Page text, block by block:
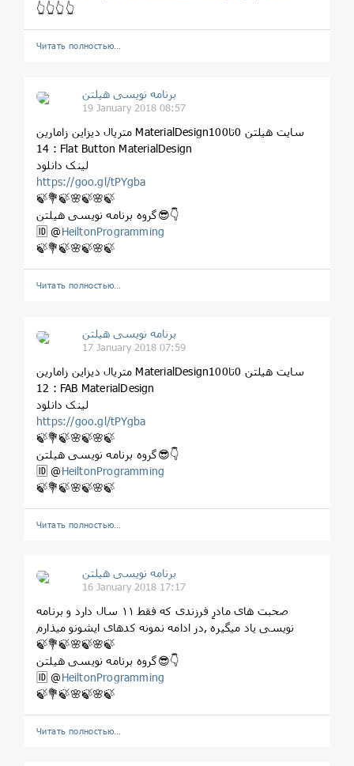
👆👆👆👆
Читать полностью…
برنامه نویسی هیلتن
19 January 2018 08:57
متریال دیزاین زامارین MaterialDesignسایت هیلتن 0تا100
14 : Flat Button MaterialDesign
لینک دانلود
https://goo.gl/tPYgba
🍃💐🍃🌸🍃🌸🍃
گروه برنامه نویسی هیلتن😎👇
🆔 @HeiltonProgramming
🍃💐🍃🌸🍃🌸🍃
Читать полностью…
برنامه نویسی هیلتن
17 January 2018 07:59
متریال دیزاین زامارین MaterialDesignسایت هیلتن 0تا100
12 : FAB MaterialDesign
لینک دانلود
https://goo.gl/tPYgba
🍃💐🍃🌸🍃🌸🍃
گروه برنامه نویسی هیلتن😎👇
🆔 @HeiltonProgramming
🍃💐🍃🌸🍃🌸🍃
Читать полностью…
برنامه نویسی هیلتن
16 January 2018 17:17
صحبت های مادرِ فرزندی که فقط ۱۱ سال دارد و برنامه
نویسی یاد میگیره ,در ادامه نمونه کدهای ایشونو میذارم
🍃💐🍃🌸🍃🌸🍃
گروه برنامه نویسی هیلتن😎👇
🆔 @HeiltonProgramming
🍃💐🍃🌸🍃🌸🍃
Читать полностью…